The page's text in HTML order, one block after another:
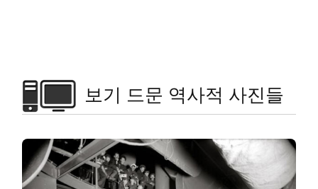
보기 드문 역사적 사진들